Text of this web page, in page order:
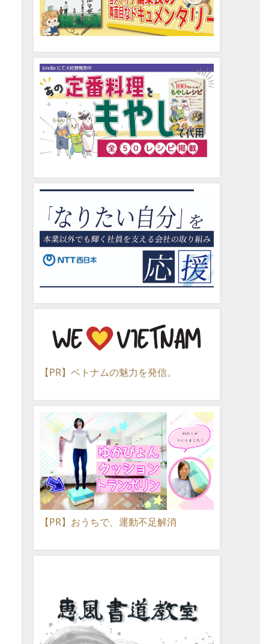
【PR】ベトナムの魅力を発信。
【PR】おうちで、運動不足解消